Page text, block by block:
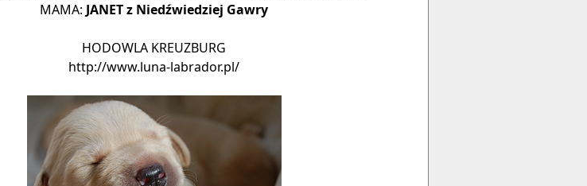
MAMA: JANET z Niedźwiedziej Gawry
HODOWLA KREUZBURG
http://www.luna-labrador.pl/